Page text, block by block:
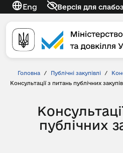
Eng Версія для
Головна / Публічні закупівлі /
Консультації з питань публічних
публічних